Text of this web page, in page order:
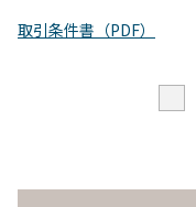
取引条件書（PDF）